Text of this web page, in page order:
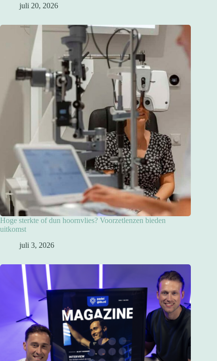
juli 20, 2026
Hoge sterkte of dun hoornvlies? Voorzetlenzen bieden
uitkomst
juli 3, 2026